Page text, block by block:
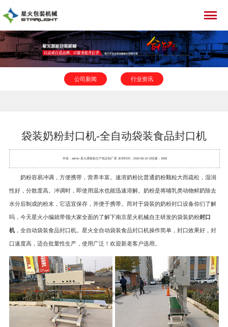
公司新闻 行业资讯
袋装奶粉封口机-全自动袋装食品封口机
作者：admin 星火灌装机生产线定制厂家 发布时间：2020-08-18 浏览量：2658
奶粉容易冲调，方便携带，营养丰富。速溶奶粉比普通奶粉颗粒大而疏松，湿润
性好，分散度高。冲调时，即使用温水也能迅速溶解。奶粉是将哺乳类动物鲜奶除去
水分后制成的粉末，它适宜保存，并便于携带。而对于袋装的奶粉封口设备你们了解
吗，今天星火小编就带领大家全面的了解下南京星火机械自主研发的袋装奶粉封口
机，全自动袋装食品封口机。星火全自动袋装食品封口机操作简单，封口效果好，封
口速度高，适合批量性生产，使用广泛！欢迎新老客户选用。